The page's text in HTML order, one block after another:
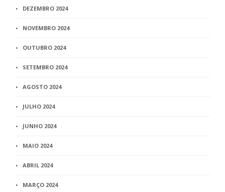
DEZEMBRO 2024
NOVEMBRO 2024
OUTUBRO 2024
SETEMBRO 2024
AGOSTO 2024
JULHO 2024
JUNHO 2024
MAIO 2024
ABRIL 2024
MARÇO 2024